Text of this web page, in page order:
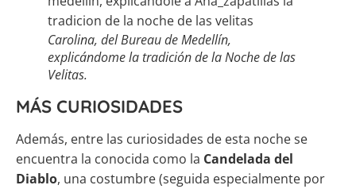
Carolina, del Bureau de Medellín,
explicándome la tradición de la Noche de las
Velitas.
MÁS CURIOSIDADES
Además, entre las curiosidades de esta noche se
encuentra la conocida como la Candelada del
Diablo, una costumbre (seguida especialmente por